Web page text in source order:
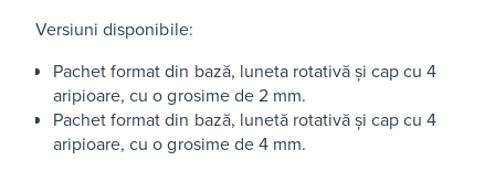
Versiuni disponibile:
Pachet format din bază, luneta rotativă și cap cu 4
aripioare, cu o grosime de 2 mm.
Pachet format din bază, lunetă rotativă și cap cu 4
aripioare, cu o grosime de 4 mm.